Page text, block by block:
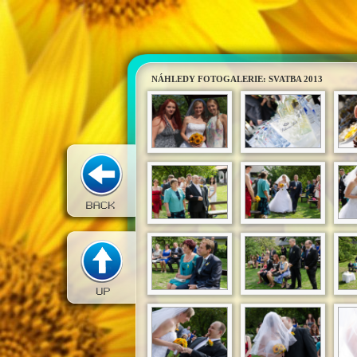
NÁHLEDY FOTOGALERIE: SVATBA 2013